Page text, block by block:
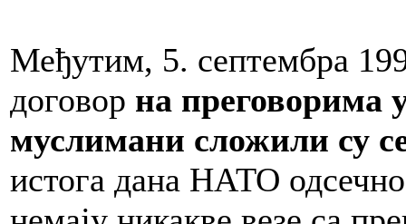
Међутим, 5. септембра
договор на преговорима
муслимани сложили су
истога дана НАТО